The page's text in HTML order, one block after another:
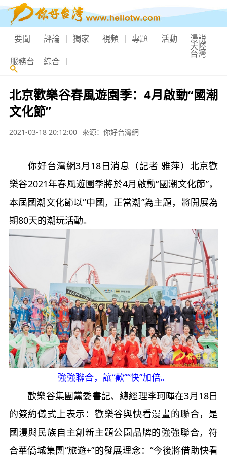
要聞 評論 獨家 視頻 專題 活動 漫説
大陸
台灣
服務台 綜合
北京歡樂谷春風遊園季：4月啟動“國潮
文化節”
2021-03-18 20:12:00 來源：你好台灣網
你好台灣網3月18日消息（記者 雅萍）北京歡
樂谷2021年春風遊園季將於4月啟動“國潮文化節”，
本屆國潮文化節以“中國，正當潮”為主題，將開展為
期80天的潮玩活動。
強強聯合，讓“歡”“快”加倍。
歡樂谷集團黨委書記、總經理李珂暉在3月18日
的簽約儀式上表示：歡樂谷與快看漫畫的聯合，是
國漫與民族自主創新主題公園品牌的強強聯合，符
合華僑城集團“旅遊+”的發展理念：“今後將借助快看